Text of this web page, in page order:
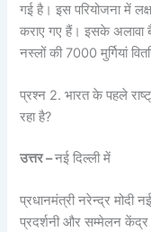
गई है। इस परियोजना में
कराए गए हैं। इसके अलावा
नस्लों की 7000 मुर्गियां
प्रश्न 2. भारत के पहले
रहा है?
उत्तर –नई दिल्ली में
प्रधानमंत्री नरेन्द्र मोदी
प्रदर्शनी और सम्मेलन